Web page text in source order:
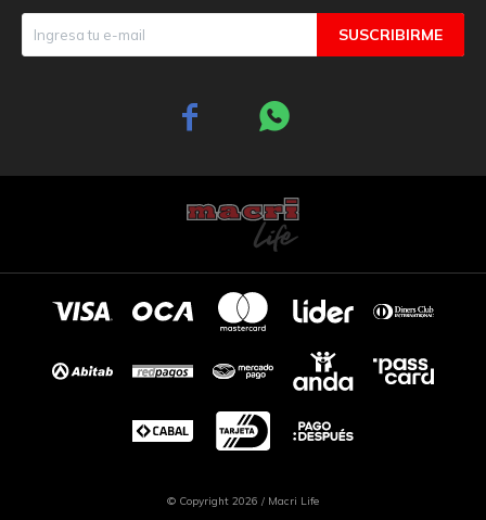
SUSCRIBIRME
 
© Copyright 2026 / Macri Life